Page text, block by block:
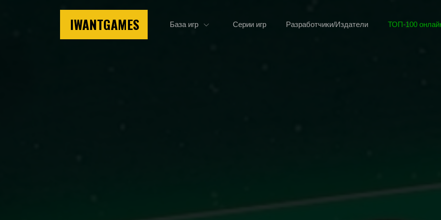
IWANTGAMES База игр Серии игр Разработчики/Издатели ТОП-100